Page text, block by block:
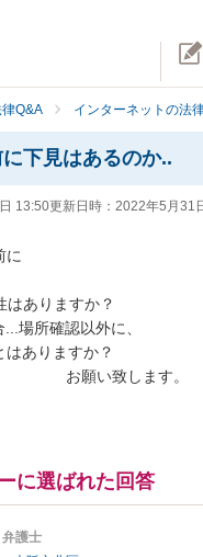
Q&A インターネットの法
下見はあるのか..
13:50更新日時： 2022年5月31
に
ありますか？
場所確認以外に、
ありますか？
します。
に選ばれた回答
弁護士